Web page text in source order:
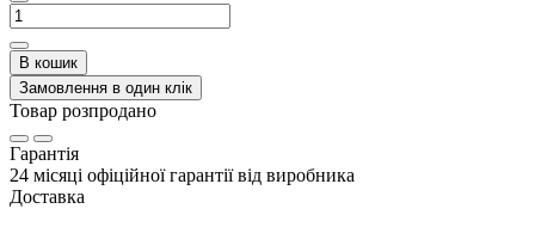
В кошик
Замовлення в один клік
Товар розпродано
Гарантія
24 місяці офіційної гарантії від виробника
Доставка